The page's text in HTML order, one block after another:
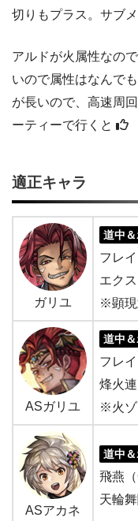
切りもプラス。サブ
アルドが火属性なの
いので属性はなんで
が長いので、高速周
ーティーで行くと
適正キャラ
ガリユ
道中
フレ
エク
※顕現
ASガリユ
道中
フレ
烽火
※火ゾ
ASアカネ
道中
飛燕
天輪